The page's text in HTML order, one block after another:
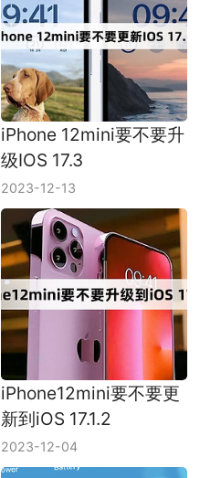
iPhone 12mini要不要升
级IOS 17.3
2023-12-13
iPhone12mini要不要更
新到iOS 17.1.2
2023-12-04